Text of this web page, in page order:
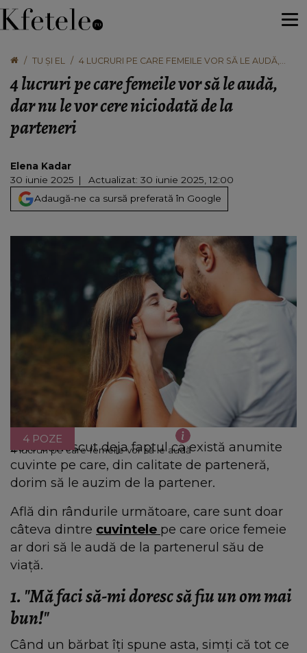
TU ȘI EL
4 LUCRURI PE CARE FEMEILE VOR SĂ LE AUDĂ,
PARTENERI
4 lucruri pe care femeile vor să le audă,
dar nu le vor cere niciodată de la
parteneri
Elena Kadar
30 iunie 2025
Actualizat: 30 iunie 2025, 12:00
Adaugă-ne ca sursă preferată în Google
4 lucruri pe care femeile vor să le audă
4 POZE
Este cunoscut deja faptul că există anumite
cuvinte pe care, din calitate de parteneră,
dorim să le auzim de la partener.
Află din rândurile următoare, care sunt doar
câteva dintre cuvintele pe care orice femeie
ar dori să le audă de la partenerul său de
viață.
1. "Mă faci să-mi doresc să fiu un om mai
bun!"
Când un bărbat îți spune asta, simți că tot ce